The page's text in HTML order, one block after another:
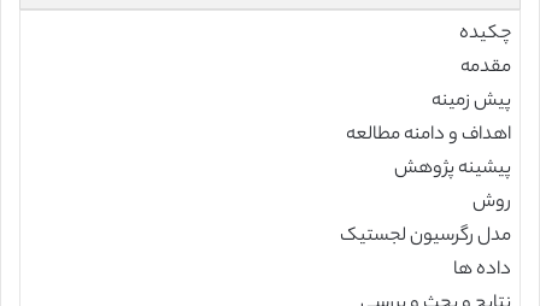
چکیده
مقدمه
پیش زمینه
اهداف و دامنه مطالعه
پیشینه پژوهش
روش
مدل رگرسیون لجستیک
داده ها